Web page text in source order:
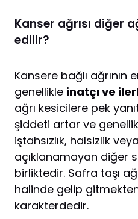
Kanser ağrısı diğer
edilir?
Kansere bağlı ağrının
genellikle inatçı ve
ağrı kesicilere pek
şiddeti artar ve
iştahsızlık, halsizlik
açıklanamayan diğer
birliktedir. Safra taşı
halinde gelip
karakterdedir.